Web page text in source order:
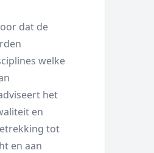
dat de
welke
het
en
tot
en aan